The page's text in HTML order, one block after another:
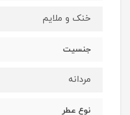
خنک و ملایم
جنسیت
مردانه
نوع عطر